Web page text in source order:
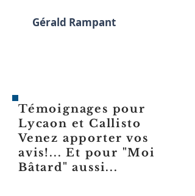
Gérald Rampant
Témoignages pour
Lycaon et Callisto
Venez apporter vos
avis!... Et pour "Moi
Bâtard" aussi...